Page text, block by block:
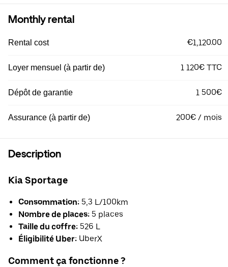
Monthly rental
Rental cost €1,120.00
Loyer mensuel (à partir de) 1 120€ TTC
Dépôt de garantie 1 500€
Assurance (à partir de) 200€ / mois
Description
Kia Sportage
Consommation: 5,3 L/100km
Nombre de places: 5 places
Taille du coffre: 526 L
Éligibilité Uber: UberX
Comment ça fonctionne ?